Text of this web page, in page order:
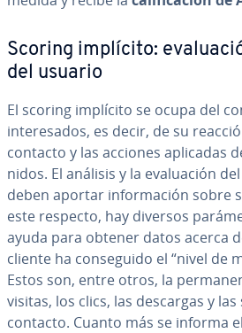
Scoring implícito:
del usuario
El scoring implícito se ocupa del
in­te­re­sa­dos, es decir, de su
contacto y las acciones aplicadas
ni­dos. El análisis y la eva­lua­ción
deben aportar in­fo­r­ma­ción sobre
este respecto, hay diversos
ayuda para obtener datos acerca
cliente ha co­n­se­gui­do el “nivel de
Estos son, entre otros, la
visitas, los clics, las descargas y
contacto. Cuanto más se informa